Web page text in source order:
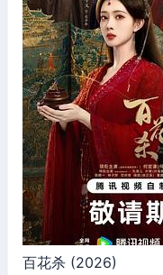
百花杀 (2026)